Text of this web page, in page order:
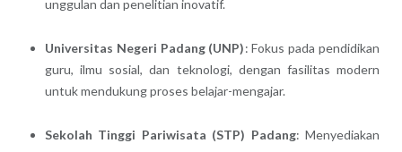
unggulan dan penelitian inovatif.
Universitas Negeri Padang (UNP): Fokus pada pendidikan
guru, ilmu sosial, dan teknologi, dengan fasilitas modern
untuk mendukung proses belajar-mengajar.
Sekolah Tinggi Pariwisata (STP) Padang: Menyediakan